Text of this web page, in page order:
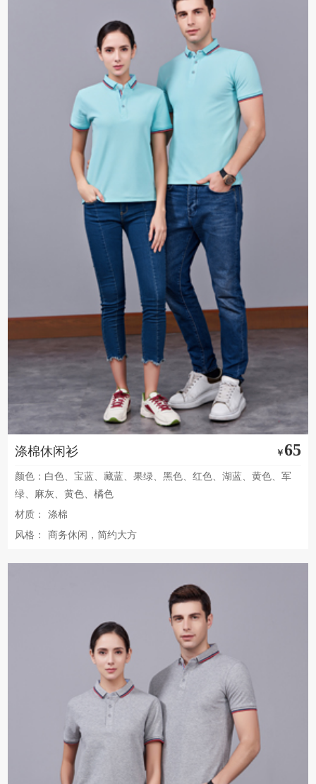
涤棉休闲衫 ￥65
颜色：白色、宝蓝、藏蓝、果绿、黑色、红色、湖蓝、黄色、军
绿、麻灰、黄色、橘色
材质：
涤棉
风格：
商务休闲，简约大方